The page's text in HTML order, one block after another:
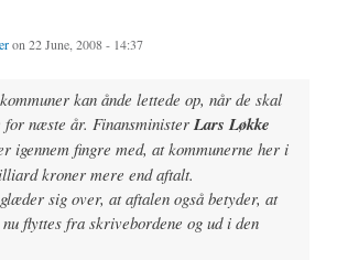
on 22 June, 2008 - 14:37
kan ånde lettede op, når de skal
for næste år. FinansministerLars Løkke
igennem fingre med, at kommunerne her i
kroner mere end aftalt.
sig over, at aftalen også betyder, at
flyttes fra skrivebordene og ud i den